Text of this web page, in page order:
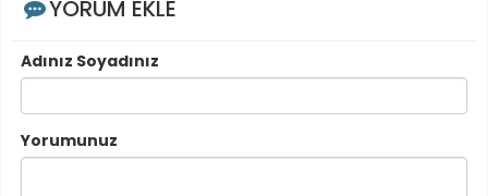
YORUM EKLE
Adınız Soyadınız
Yorumunuz